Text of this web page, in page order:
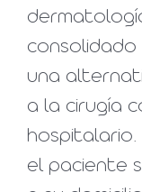
consolidado
una
a la cirugía
el paciente